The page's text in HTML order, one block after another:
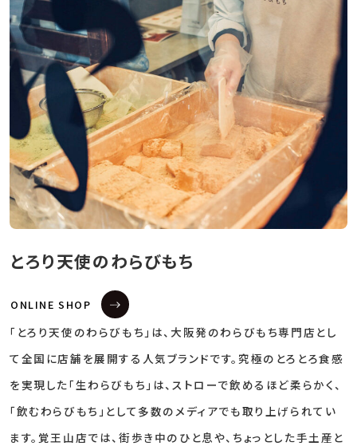
とろり天使のわらびもち
ONLINE SHOP
「とろり天使のわらびもち」は、大阪発のわらびもち専門店とし
て全国に店舗を展開する人気ブランドです。究極のとろとろ食感
を実現した「生わらびもち」は、ストローで飲めるほど柔らかく、
「飲むわらびもち」として多数のメディアでも取り上げられてい
ます。覚王山店では、街歩き中のひと息や、ちょっとした手土産と